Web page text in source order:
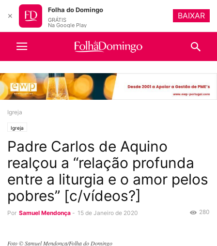
Igreja
Igreja
Padre Carlos de Aquino
realçou a “relação profunda
entre a liturgia e o amor pelos
pobres” [c/vídeos?]
Por Samuel Mendonça - 15 de Janeiro de 2020 280
Foto © Samuel Mendonça/Folha do Domingo
✕
Folha do Domingo
GRÁTIS
Na Google Play
BAIXAR